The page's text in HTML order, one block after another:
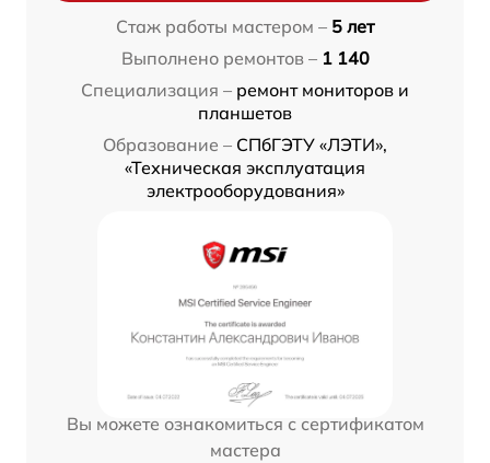
Стаж работы мастером – 5 лет
Выполнено ремонтов – 1 140
Специализация – ремонт мониторов и
планшетов
Образование – СПбГЭТУ «ЛЭТИ»,
«Техническая эксплуатация
электрооборудования»
Вы можете ознакомиться с сертификатом
мастера